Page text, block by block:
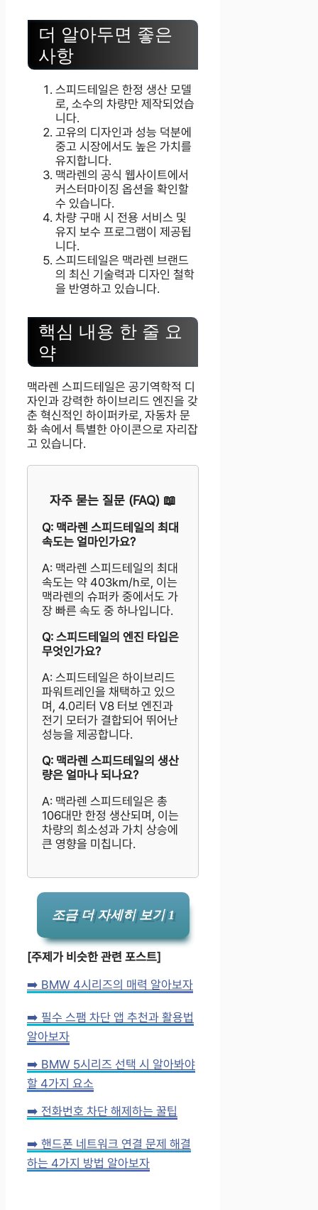
더 알아두면 좋은
사항
스피드테일은 한정 생산 모델
로, 소수의 차량만 제작되었습
니다.
고유의 디자인과 성능 덕분에
중고 시장에서도 높은 가치를
유지합니다.
맥라렌의 공식 웹사이트에서
커스터마이징 옵션을 확인할
수 있습니다.
차량 구매 시 전용 서비스 및
유지 보수 프로그램이 제공됩
니다.
스피드테일은 맥라렌 브랜드
의 최신 기술력과 디자인 철학
을 반영하고 있습니다.
핵심 내용 한 줄 요
약
맥라렌 스피드테일은 공기역학적 디
자인과 강력한 하이브리드 엔진을 갖
춘 혁신적인 하이퍼카로, 자동차 문
화 속에서 특별한 아이콘으로 자리잡
고 있습니다.
자주 묻는 질문 (FAQ) 📖
Q: 맥라렌 스피드테일의 최대
속도는 얼마인가요?
A: 맥라렌 스피드테일의 최대
속도는 약 403km/h로, 이는
맥라렌의 슈퍼카 중에서도 가
장 빠른 속도 중 하나입니다.
Q: 스피드테일의 엔진 타입은
무엇인가요?
A: 스피드테일은 하이브리드
파워트레인을 채택하고 있으
며, 4.0리터 V8 터보 엔진과
전기 모터가 결합되어 뛰어난
성능을 제공합니다.
Q: 맥라렌 스피드테일의 생산
량은 얼마나 되나요?
A: 맥라렌 스피드테일은 총
106대만 한정 생산되며, 이는
차량의 희소성과 가치 상승에
큰 영향을 미칩니다.
조금 더 자세히 보기 1
[주제가 비슷한 관련 포스트]
➡️ BMW 4시리즈의 매력 알아보자
➡️ 필수 스팸 차단 앱 추천과 활용법
알아보자
➡️ BMW 5시리즈 선택 시 알아봐야
할 4가지 요소
➡️ 전화번호 차단 해제하는 꿀팁
➡️ 핸드폰 네트워크 연결 문제 해결
하는 4가지 방법 알아보자